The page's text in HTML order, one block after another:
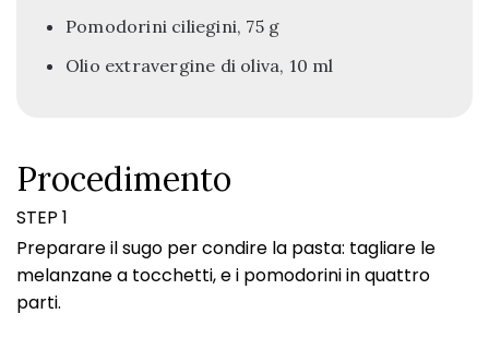
Pomodorini ciliegini, 75 g
Olio extravergine di oliva, 10 ml
Procedimento
STEP 1
Preparare il sugo per condire la pasta: tagliare le
melanzane a tocchetti, e i pomodorini in quattro
parti.